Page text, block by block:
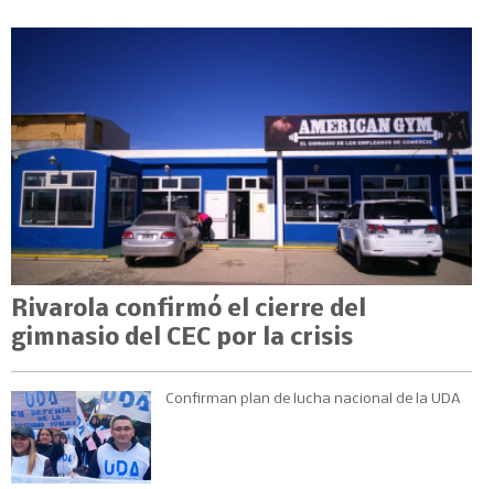
Rivarola confirmó el cierre del
gimnasio del CEC por la crisis
Confirman plan de lucha nacional de la UDA